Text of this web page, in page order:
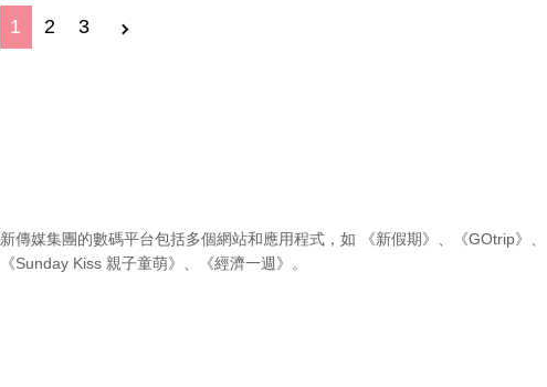
1 2 3
新傳媒集團的數碼平台包括多個網站和應用程式，如 《新假期》 《GOtrip》
《Sunday Kiss 親子童萌》
《經濟一週》 。